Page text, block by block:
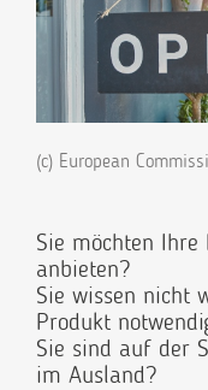
(c) European
Sie möchten
anbieten?
Sie wissen nicht
Produkt
Sie sind auf der
im Ausland?